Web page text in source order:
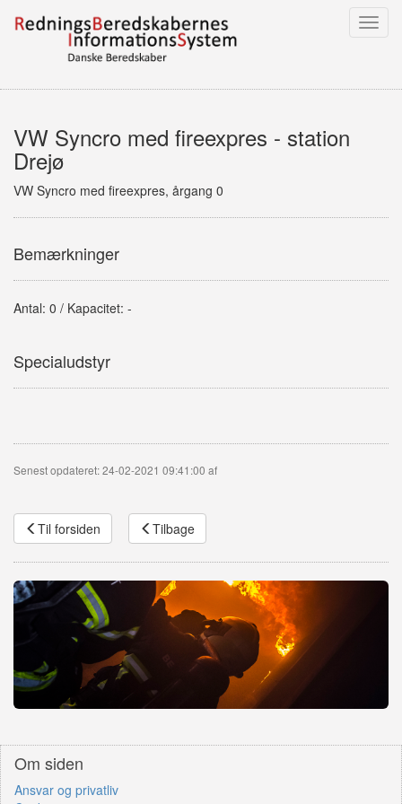
VW Syncro med fireexpres - station
Drejø
VW Syncro med fireexpres, årgang 0
Bemærkninger
Antal: 0 / Kapacitet: -
Specialudstyr
Senest opdateret: 24-02-2021 09:41:00 af
Til forsiden Tilbage
Om siden
Ansvar og privatliv